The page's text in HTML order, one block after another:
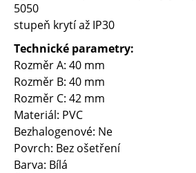
5050
stupeň krytí až IP30
Technické parametry:
Rozměr A: 40 mm
Rozměr B: 40 mm
Rozměr C: 42 mm
Materiál: PVC
Bezhalogenové: Ne
Povrch: Bez ošetření
Barva: Bílá